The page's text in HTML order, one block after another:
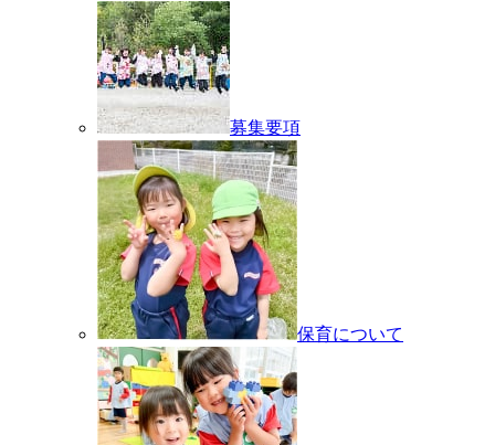
募集要項
保育について